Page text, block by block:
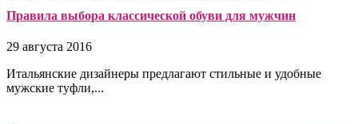
Правила выбора классической обуви для мужчин
29 августа 2016
Итальянские дизайнеры предлагают стильные и удобные
мужские туфли,...